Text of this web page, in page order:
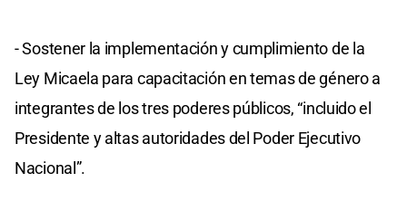
- Sostener la implementación y cumplimiento de la
Ley Micaela para capacitación en temas de género a
integrantes de los tres poderes públicos, “incluido el
Presidente y altas autoridades del Poder Ejecutivo
Nacional”.